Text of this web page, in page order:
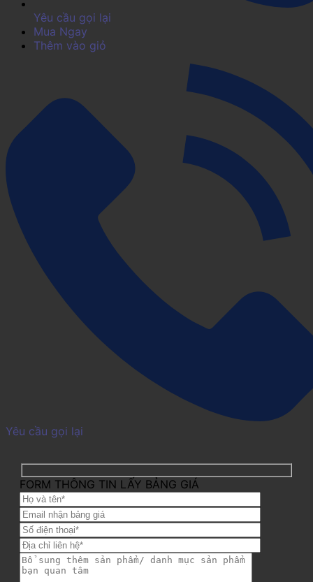
Yêu cầu gọi lại
Mua Ngay
Thêm vào giỏ
Yêu cầu gọi lại
FORM THÔNG TIN LẤY BẢNG GIÁ